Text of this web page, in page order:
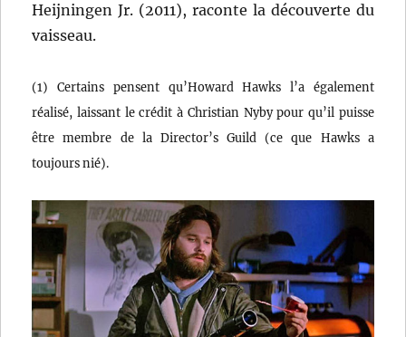
Heijningen Jr. (2011), raconte la découverte du
vaisseau.
(1) Certains pensent qu’Howard Hawks l’a également
réalisé, laissant le crédit à Christian Nyby pour qu’il puisse
être membre de la Director’s Guild (ce que Hawks a
toujours nié).